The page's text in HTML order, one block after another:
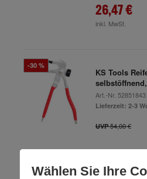
26,47 €
inkl. MwSt.
-30 %
KS Tools
Art.-Nr. 52851843
Lieferzeit: 2-3
UVP54,00 €
inkl. MwSt.
Wählen Sie Ihre